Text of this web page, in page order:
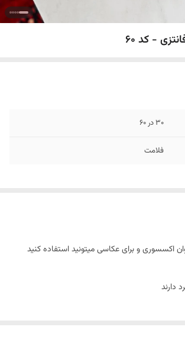
- کد 60
30 در 60
فلامت
اکسسوری و برای عکاسی میتونید استفاده کنید
دارند